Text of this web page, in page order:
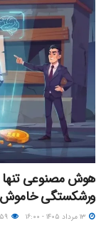
هوش مصنوعی تنها
ورشکستگی